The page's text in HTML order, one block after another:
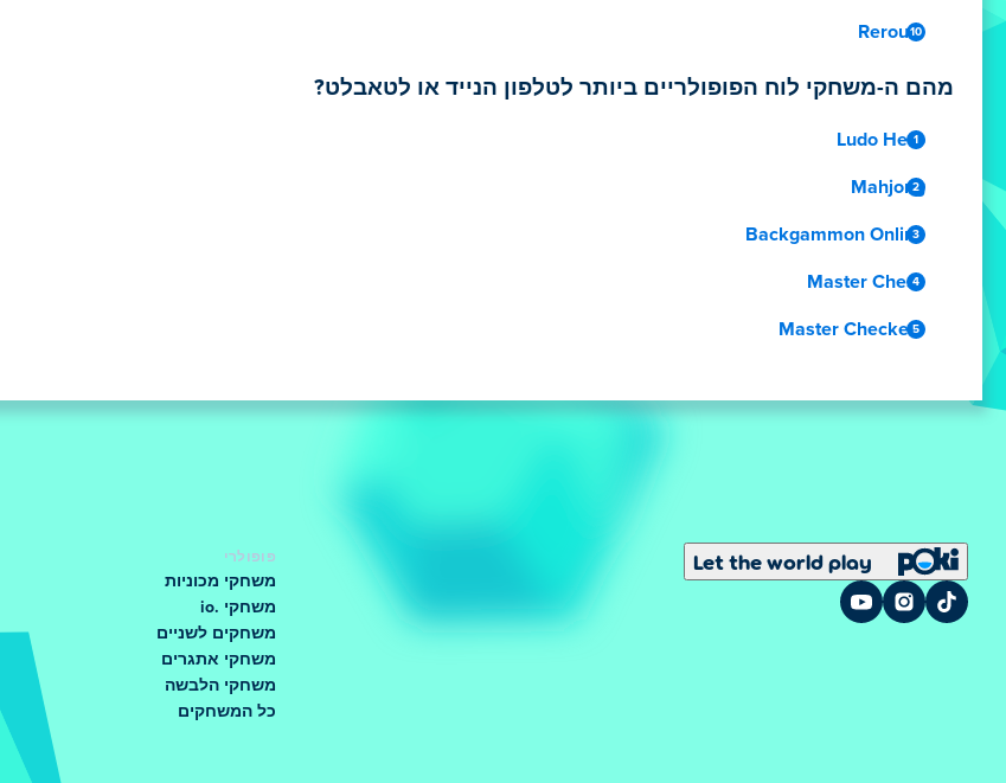
Reroute
מהם ה-משחקי לוח הפופולריים ביותר לטלפון הנייד או לטאבלט?
Ludo Hero
Mahjong
Backgammon Online
Master Chess
Master Checkers
Let the world play
פופולרי
משחקי מכוניות
משחקי .io
משחקים לשניים
משחקי אתגרים
משחקי הלבשה
כל המשחקים